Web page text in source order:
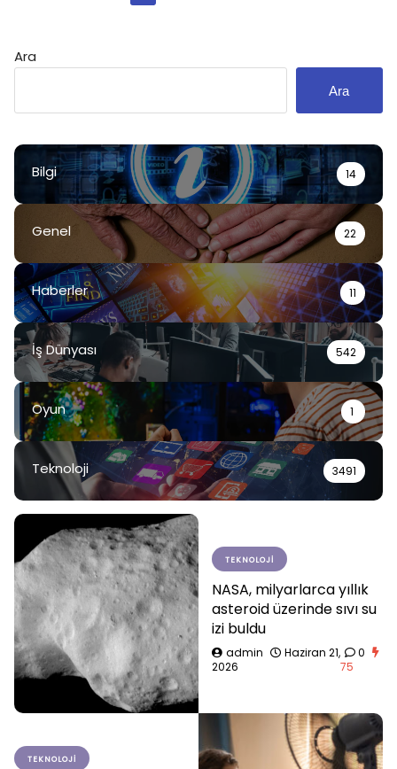
Ara
Ara
Bilgi 14
Genel 22
Haberler 11
İş Dünyası 542
Oyun 1
Teknoloji 3491
TEKNOLOJI
NASA, milyarlarca yıllık
asteroid üzerinde sıvı su
izi buldu
admin
Haziran 21,
2026
0
75
TEKNOLOJI